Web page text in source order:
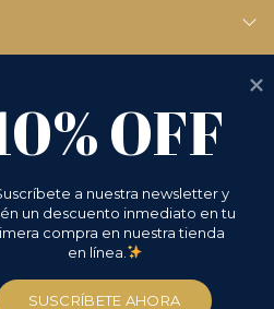
BATTILORO S.P.A. | IVA
OFF
a nuestra newsletter y
un descuento inmediato en tu
compra en nuestra tienda
en línea.
SUSCRÍBETE AHORA